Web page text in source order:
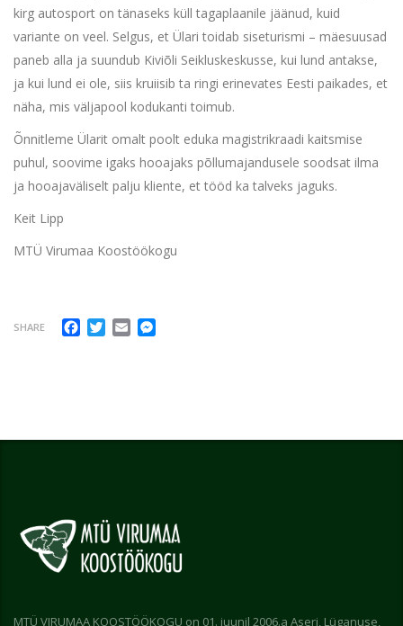
kirg autosport on tänaseks küll tagaplaanile jäänud, kuid
variante on veel. Selgus, et Ülari toidab siseturismi – mäesuusad
paneb alla ja suundub Kiviõli Seikluskeskusse, kui lund antakse,
ja kui lund ei ole, siis kruiisib ta ringi erinevates Eesti paikades, et
näha, mis väljapool kodukanti toimub.
Õnnitleme Ülarit omalt poolt eduka magistrikraadi kaitsmise
puhul, soovime igaks hooajaks põllumajandusele soodsat ilma
ja hooajaväliselt palju kliente, et tööd ka talveks jaguks.
Keit Lipp
MTÜ Virumaa Koostöökogu
SHARE Facebook
Twitter
Email
MTÜ VIRUMAA KOOSTÖÖKOGU on 01. juunil 2006.a Aseri, Lüganuse,